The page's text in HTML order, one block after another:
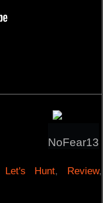
NoFear13
Let's Hunt, Review,